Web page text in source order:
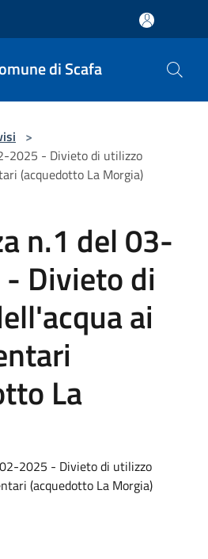
di Scafa
>
2025 - Divieto di utilizzo
(acquedotto La Morgia)
n.1 del 03-
Divieto di
ai
La
2025 - Divieto di utilizzo
(acquedotto La Morgia)